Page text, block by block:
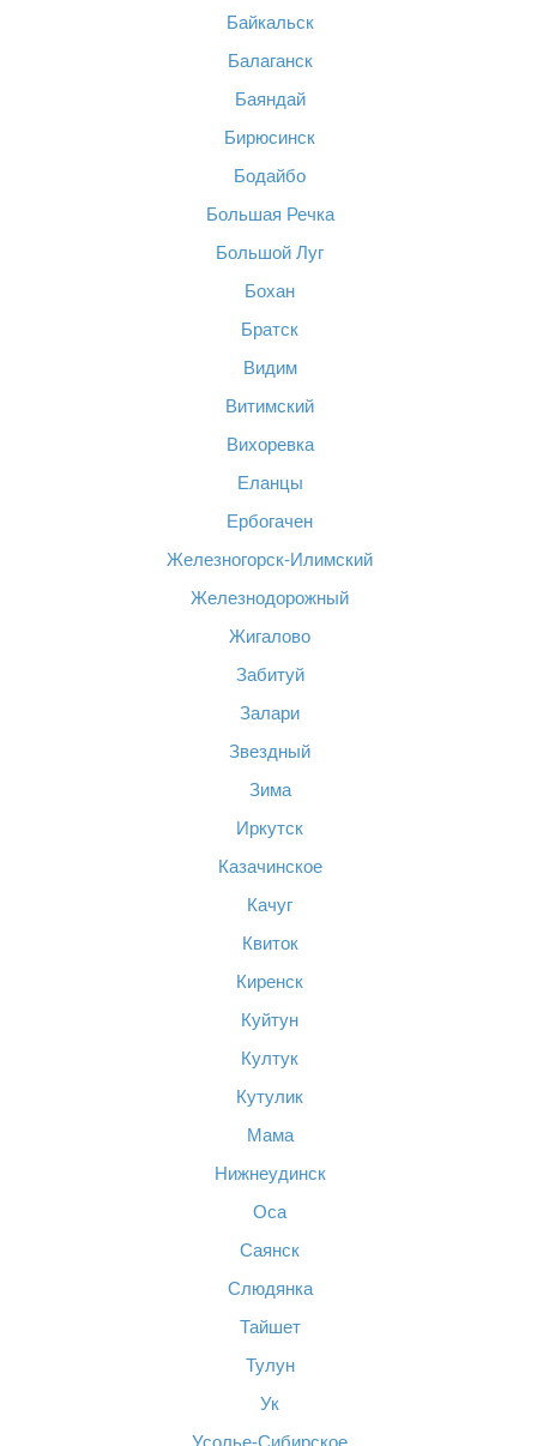
Байкальск
Балаганск
Баяндай
Бирюсинск
Бодайбо
Большая Речка
Большой Луг
Бохан
Братск
Видим
Витимский
Вихоревка
Еланцы
Ербогачен
Железногорск-Илимский
Железнодорожный
Жигалово
Забитуй
Залари
Звездный
Зима
Иркутск
Казачинское
Качуг
Квиток
Киренск
Куйтун
Култук
Кутулик
Мама
Нижнеудинск
Оса
Саянск
Слюдянка
Тайшет
Тулун
Ук
Усолье-Сибирское